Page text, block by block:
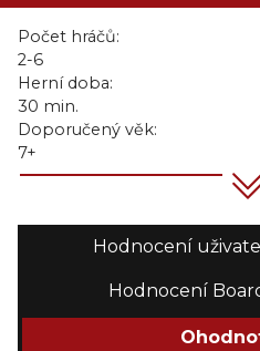
Počet hráčů:
2-6
Herní doba:
30 min.
Doporučený věk:
7+
Hodnocení
Hodnocení